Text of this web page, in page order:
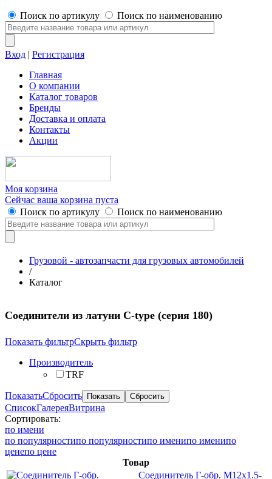
Поиск по артикулу Поиск по наименованию
Вход | Регистрация
Главная
О компании
Каталог товаров
Бренды
Доставка и оплата
Контакты
Акции
Моя корзина
Сейчас ваша корзина пуста
Поиск по артикулу
Поиск по наименованию
Грузовой - автозапчасти для грузовых автомобилей
/
Каталог
Соединители из латуни С-type (серия 180)
Показать фильтрСкрыть фильтр
Производитель
TRF
ПоказатьСбросить
СписокГалереяВитрина
Сортировать:
по имени
по популярностипо популярностипо именипо именипо
ценепо цене
Товар
Соединитель Г-обр. M12x1.5-